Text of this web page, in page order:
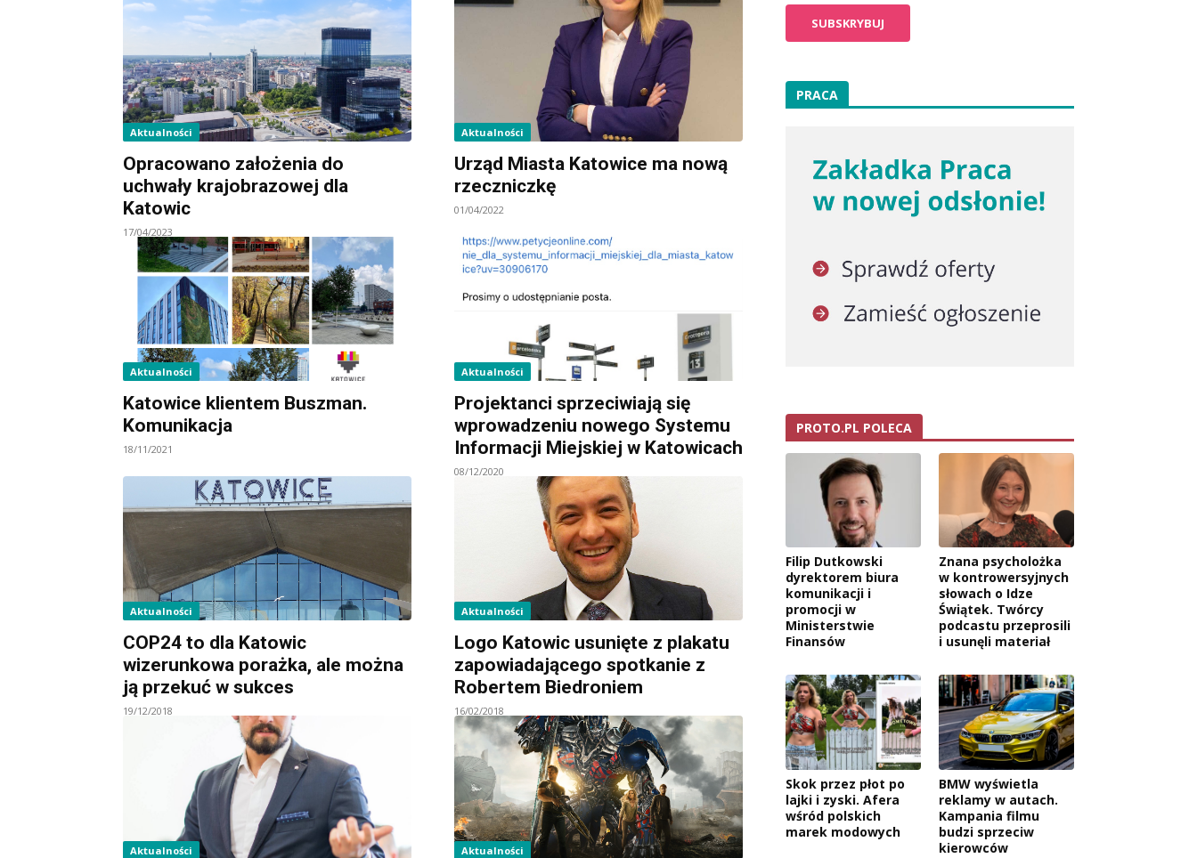
Aktualności
Opracowano założenia do
uchwały krajobrazowej dla
Katowic
17/04/2023
Aktualności
Urząd Miasta Katowice ma nową
rzeczniczkę
01/04/2022
Aktualności
Katowice klientem Buszman.
Komunikacja
18/11/2021
Aktualności
Projektanci sprzeciwiają się
wprowadzeniu nowego Systemu
Informacji Miejskiej w Katowicach
08/12/2020
Aktualności
COP24 to dla Katowic
wizerunkowa porażka, ale można
ją przekuć w sukces
19/12/2018
Aktualności
Logo Katowic usunięte z plakatu
zapowiadającego spotkanie z
Robertem Biedroniem
16/02/2018
Aktualności Aktualności
PRACA
PROTO.PL POLECA
Filip Dutkowski
dyrektorem biura
komunikacji i
promocji w
Ministerstwie
Finansów
Znana psycholożka
w kontrowersyjnych
słowach o Idze
Świątek. Twórcy
podcastu przeprosili
i usunęli materiał
Skok przez płot po
lajki i zyski. Afera
wśród polskich
marek modowych
BMW wyświetla
reklamy w autach.
Kampania filmu
budzi sprzeciw
kierowców